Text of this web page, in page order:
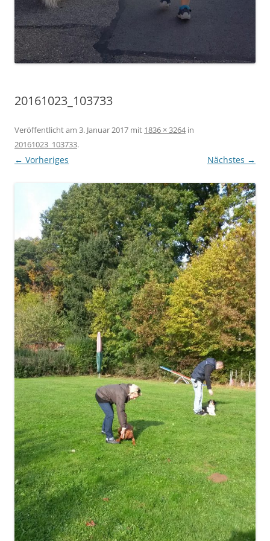
20161023_103733
Veröffentlicht am 3. Januar 2017 mit 1836 × 3264in
20161023_103733.
← Vorheriges Nächstes →